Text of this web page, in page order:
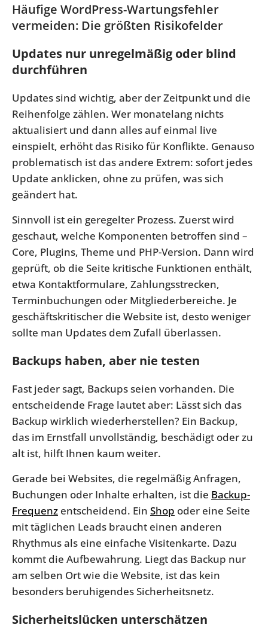
Häufige WordPress-Wartungsfehler
vermeiden: Die größten Risikofelder
Updates nur unregelmäßig oder blind
durchführen
Updates sind wichtig, aber der Zeitpunkt und die
Reihenfolge zählen. Wer monatelang nichts
aktualisiert und dann alles auf einmal live
einspielt, erhöht das Risiko für Konflikte. Genauso
problematisch ist das andere Extrem: sofort jedes
Update anklicken, ohne zu prüfen, was sich
geändert hat.
Sinnvoll ist ein geregelter Prozess. Zuerst wird
geschaut, welche Komponenten betroffen sind –
Core, Plugins, Theme und PHP-Version. Dann wird
geprüft, ob die Seite kritische Funktionen enthält,
etwa Kontaktformulare, Zahlungsstrecken,
Terminbuchungen oder Mitgliederbereiche. Je
geschäftskritischer die Website ist, desto weniger
sollte man Updates dem Zufall überlassen.
Backups haben, aber nie testen
Fast jeder sagt, Backups seien vorhanden. Die
entscheidende Frage lautet aber: Lässt sich das
Backup wirklich wiederherstellen? Ein Backup,
das im Ernstfall unvollständig, beschädigt oder zu
alt ist, hilft Ihnen kaum weiter.
Gerade bei Websites, die regelmäßig Anfragen,
Buchungen oder Inhalte erhalten, ist die Backup-
Frequenz entscheidend. Ein Shop oder eine Seite
mit täglichen Leads braucht einen anderen
Rhythmus als eine einfache Visitenkarte. Dazu
kommt die Aufbewahrung. Liegt das Backup nur
am selben Ort wie die Website, ist das kein
besonders beruhigendes Sicherheitsnetz.
Sicherheitslücken unterschätzen